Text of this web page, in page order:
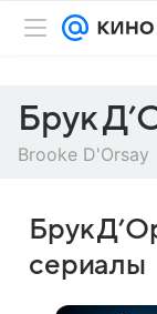
Брук
Brooke D'Orsay
Брук
сериалы